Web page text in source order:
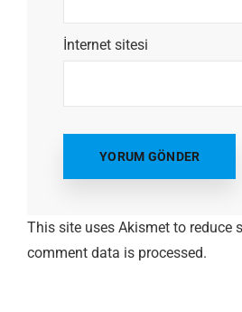
İnternet sitesi
This site uses Akismet to reduce
comment data is processed.